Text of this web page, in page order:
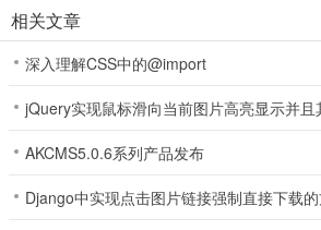
相关文章
深入理解CSS中的@import
jQuery实现鼠标滑向当前图片高亮显示并且
AKCMS5.0.6系列产品发布
Django中实现点击图片链接强制直接下载